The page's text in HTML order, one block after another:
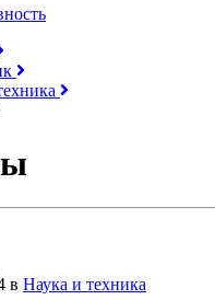
в Наука и техника